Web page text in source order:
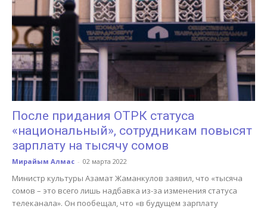
После придания ОТРК статуса
«национальный», сотрудникам повысят
зарплату на тысячу сомов
Мирайым Алмас - 02 марта 2022
Министр культуры Азамат Жаманкулов заявил, что «тысяча
сомов – это всего лишь надбавка из-за изменения статуса
телеканала». Он пообещал, что «в будущем зарплату